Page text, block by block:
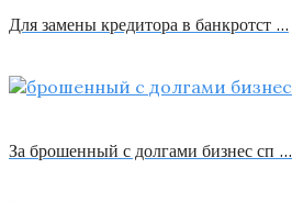
Для замены кредитора в банкротст …
За брошенный с долгами бизнес сп …